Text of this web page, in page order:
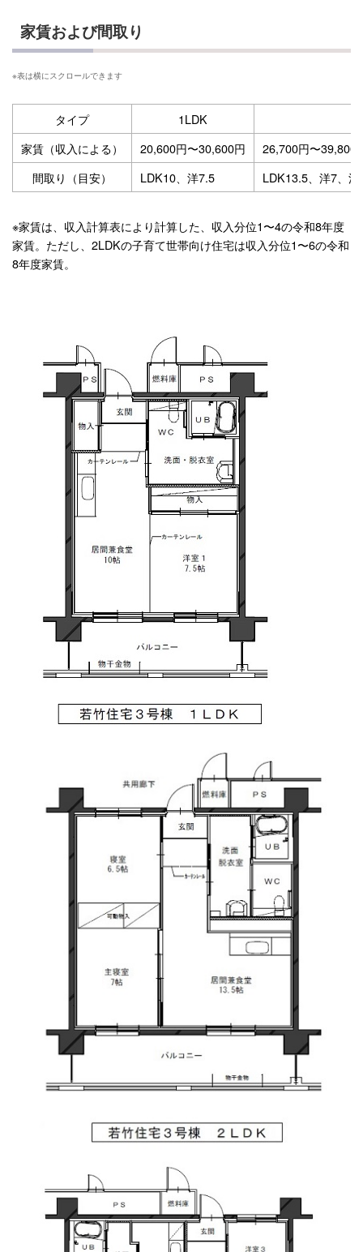
家賃および間取り
タイプ
1LDK
家賃（収入による）
20,600円〜30,600円
26,700円〜39,800
間取り（目安）
LDK10、洋7.5 LDK13.5、洋7、
※家賃は、収入計算表により計算した、収入分位1〜4の令和8年度
家賃。ただし、2LDKの子育て世帯向け住宅は収入分位1〜6の令和
8年度家賃。